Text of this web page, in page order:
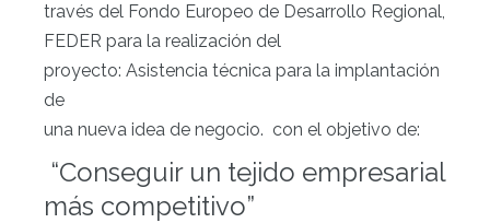
través del Fondo Europeo de Desarrollo Regional,
FEDER para la realización del
proyecto: Asistencia técnica para la implantación
de
una nueva idea de negocio. con el objetivo de:
“Conseguir un tejido empresarial
más competitivo”